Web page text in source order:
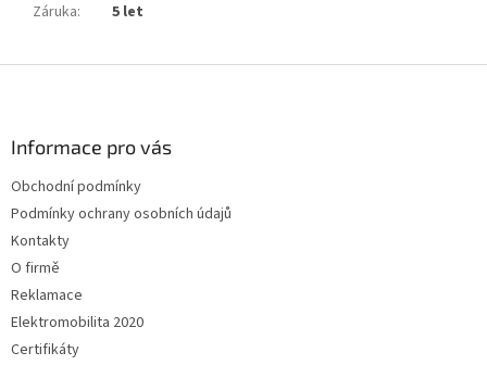
Záruka: 5 let
Informace pro vás
Obchodní podmínky
Podmínky ochrany osobních údajů
Kontakty
O firmě
Reklamace
Elektromobilita 2020
Certifikáty